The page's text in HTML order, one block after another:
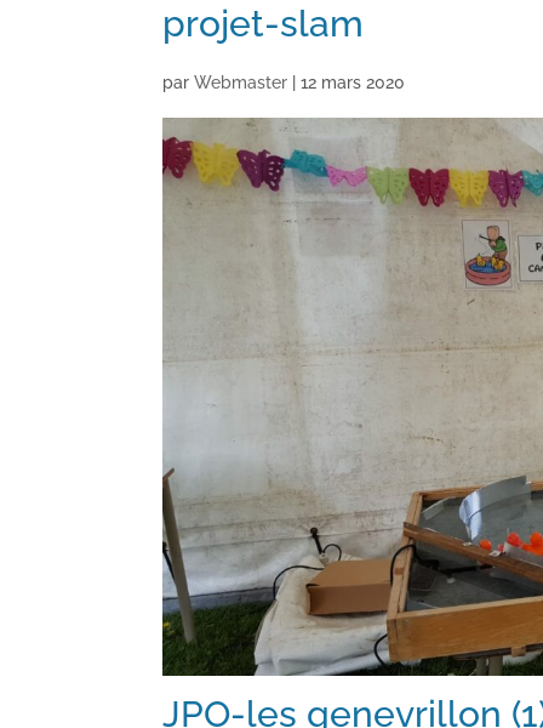
projet-slam
parWebmaster |12 mars 2020
JPO-les genevrillon